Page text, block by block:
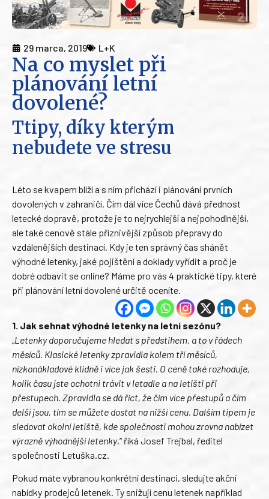
29 marca, 2019 L+K
Na co myslet při
plánování letní
dovolené?
Ttipy, díky kterým
nebudete ve stresu
Léto se kvapem blíží a s ním přichází i plánování prvních
dovolených v zahraničí. Čím dál více Čechů dává přednost
letecké dopravě, protože je to nejrychlejší a nejpohodlnější,
ale také cenově stále příznivější způsob přepravy do
vzdálenějších destinací. Kdy je ten správný čas shánět
výhodné letenky, jaké pojištění a doklady vyřídit a proč je
dobré odbavit se online? Máme pro vás 4 praktické tipy, které
při plánování letní dovolené určitě oceníte.
1. Jak sehnat výhodné letenky na letní sezónu?
„Letenky doporučujeme hledat s předstihem, a to v řádech
měsíců. Klasické letenky zpravidla kolem tří měsíců,
nízkonákladové klidně i více jak šesti. O ceně také rozhoduje,
kolik času jste ochotni trávit v letadle a na letišti při
přestupech. Zpravidla se dá říct, že čím více přestupů a čím
delší jsou, tím se můžete dostat na nižší cenu. Dalším tipem je
sledovat okolní letiště, kde společnosti mohou zrovna nabízet
výrazně výhodnější letenky,“ říká Josef Trejbal, ředitel
společnosti Letuška.cz.
Pokud máte vybranou konkrétní destinaci, sledujte akční
nabídky prodejců letenek. Ty snižují cenu letenek například